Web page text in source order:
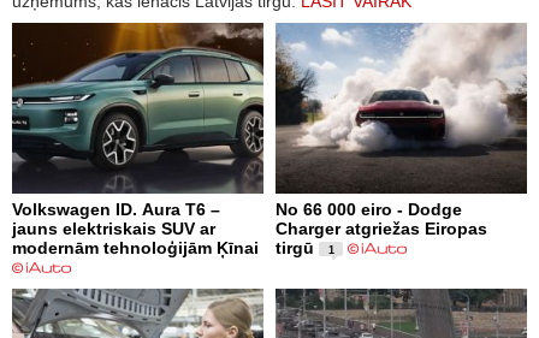
Volkswagen ID. Aura T6 –
jauns elektriskais SUV ar
modernām tehnoloģijām Ķīnai
No 66 000 eiro - Dodge
Charger atgriežas Eiropas
tirgū
1